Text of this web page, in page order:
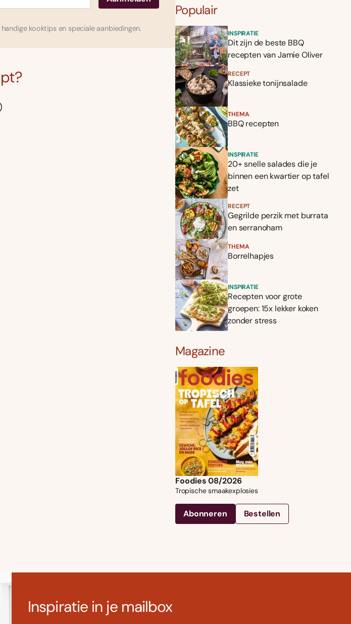
kooktips en speciale aanbiedingen.
Populair
INSPIRATIE
Dit zijn de beste BBQ
recepten van Jamie Oliver
RECEPT
Klassieke tonijnsalade
THEMA
BBQ recepten
INSPIRATIE
20+ snelle salades die je
binnen een kwartier op tafel
zet
RECEPT
Gegrilde perzik met burrata
en serranoham
THEMA
Borrelhapjes
INSPIRATIE
Recepten voor grote
groepen: 15x lekker koken
zonder stress
Magazine
Foodies 08/2026
Tropische smaakexplosies
Abonneren Bestellen
Inspiratie in je mailbox